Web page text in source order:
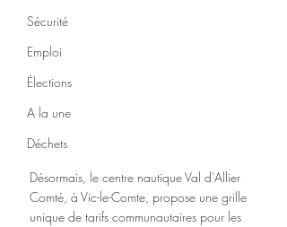
Sécurité
Emploi
Élections
A la une
Déchets
Désormais, le centre nautique Val d’Allier
Comté, à Vic-le-Comte, propose une grille
unique de tarifs communautaires pour les